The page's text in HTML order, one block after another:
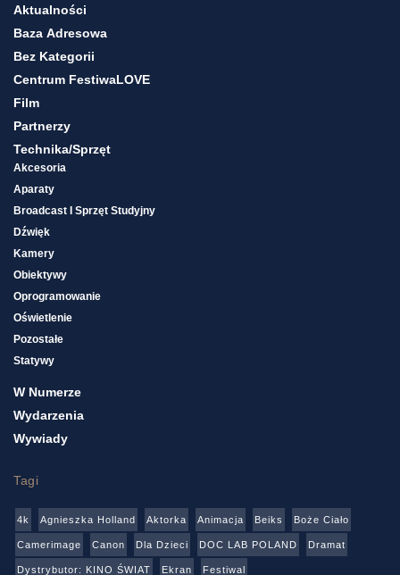
Aktualności
Baza Adresowa
Bez Kategorii
Centrum FestiwaLOVE
Film
Partnerzy
Technika/sprzęt
Akcesoria
Aparaty
Broadcast I Sprzęt Studyjny
Dźwięk
Kamery
Obiektywy
Oprogramowanie
Oświetlenie
Pozostałe
Statywy
W Numerze
Wydarzenia
Wywiady
Tagi
4k Agnieszka Holland Aktorka Animacja Beiks Boże Ciało
Camerimage Canon Dla Dzieci DOC LAB POLAND Dramat
Dystrybutor: KINO ŚWIAT Ekran Festiwal